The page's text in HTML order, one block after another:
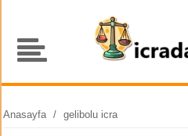
Anasayfa / gelibolu icra